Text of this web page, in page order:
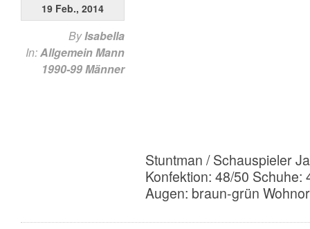
Stuntman / Schauspieler
Konfektion: 48/50
Augen: braun-grün
19 Feb., 2014
ByIsabella
In:AllgemeinMann
1990-99Männer